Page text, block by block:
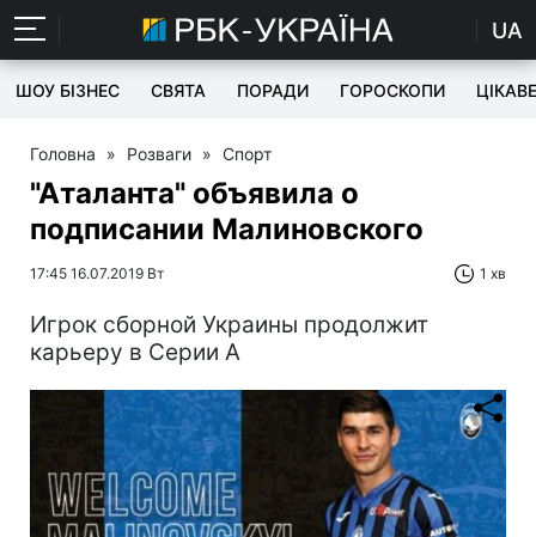
UA
ШОУ БІЗНЕС СВЯТА ПОРАДИ ГОРОСКОПИ ЦІКАВЕ
Головна » Розваги » Спорт
"Аталанта" объявила о
подписании Малиновского
17:45 16.07.2019 Вт 1 хв
Игрок сборной Украины продолжит
карьеру в Серии А